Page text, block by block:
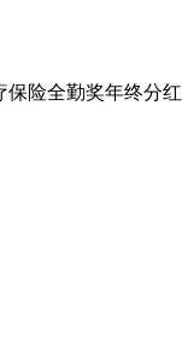
保险全勤奖年终分红